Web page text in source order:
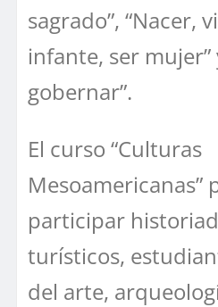
sagrado”, “Nacer,
infante, ser mujer”
gobernar”.
El curso “Culturas
Mesoamericanas”
participar
turísticos,
del arte,